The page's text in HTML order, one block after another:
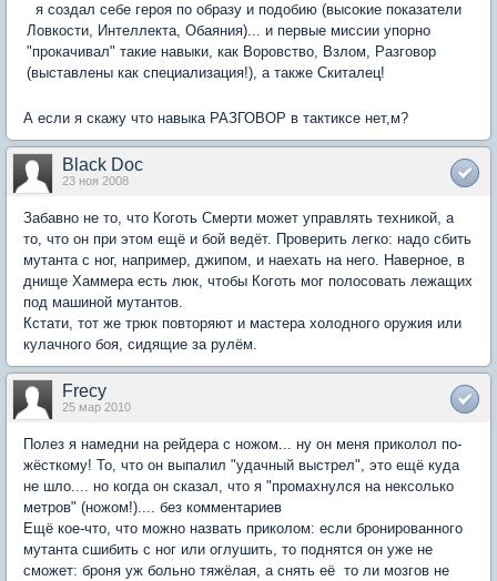
я создал себе героя по образу и подобию (высокие показатели
Ловкости, Интеллекта, Обаяния)... и первые миссии упорно
"прокачивал" такие навыки, как Воровство, Взлом, Разговор
(выставлены как специализация!), а также Скиталец!
А если я скажу что навыка РАЗГОВОР в тактиксе нет,м?
Black Doc
23 ноя 2008
Забавно не то, что Коготь Смерти может управлять техникой, а
то, что он при этом ещё и бой ведёт. Проверить легко: надо сбить
мутанта с ног, например, джипом, и наехать на него. Наверное, в
днище Хаммера есть люк, чтобы Коготь мог полосовать лежащих
под машиной мутантов.
Кстати, тот же трюк повторяют и мастера холодного оружия или
кулачного боя, сидящие за рулём.
Frecy
25 мар 2010
Полез я намедни на рейдера с ножом... ну он меня приколол по-
жёсткому! То, что он выпалил "удачный выстрел", это ещё куда
не шло.... но когда он сказал, что я "промахнулся на нексолько
метров" (ножом!).... без комментариев
Ещё кое-что, что можно назвать приколом: если бронированного
мутанта сшибить с ног или оглушить, то поднятся он уже не
сможет: броня уж больно тяжёлая, а снять её  то ли мозгов не